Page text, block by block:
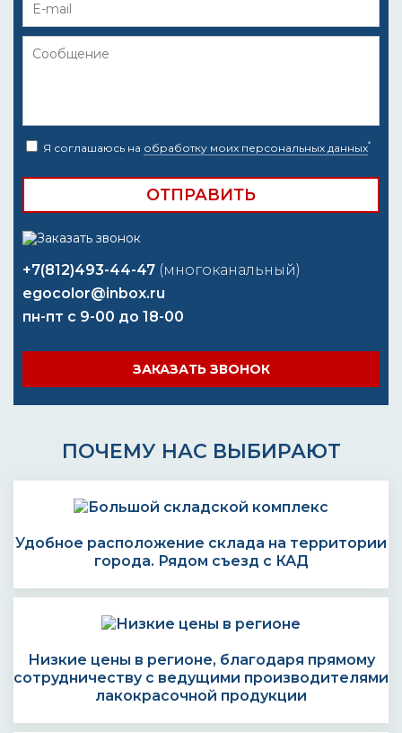
Я соглашаюсь на обработку моих персональных данных*
+7(812)493-44-47 (многоканальный)
egocolor@inbox.ru
пн-пт с 9-00 до 18-00
ЗАКАЗАТЬ ЗВОНОК
ПОЧЕМУ НАС ВЫБИРАЮТ
Удобное расположение склада на территории
города. Рядом съезд с КАД
Низкие цены в регионе, благодаря прямому
сотрудничеству с ведущими производителями
лакокрасочной продукции